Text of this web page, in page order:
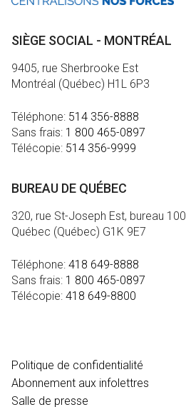
SIÈGE SOCIAL - MONTRÉAL
9405, rue Sherbrooke Est
Montréal (Québec) H1L 6P3
Téléphone: 514 356-8888
Sans frais: 1 800 465-0897
Télécopie: 514 356-9999
BUREAU DE QUÉBEC
320, rue St-Joseph Est, bureau 100
Québec (Québec) G1K 9E7
Téléphone: 418 649-8888
Sans frais: 1 800 465-0897
Télécopie: 418 649-8800
Politique de confidentialité
Abonnement aux infolettres
Salle de presse